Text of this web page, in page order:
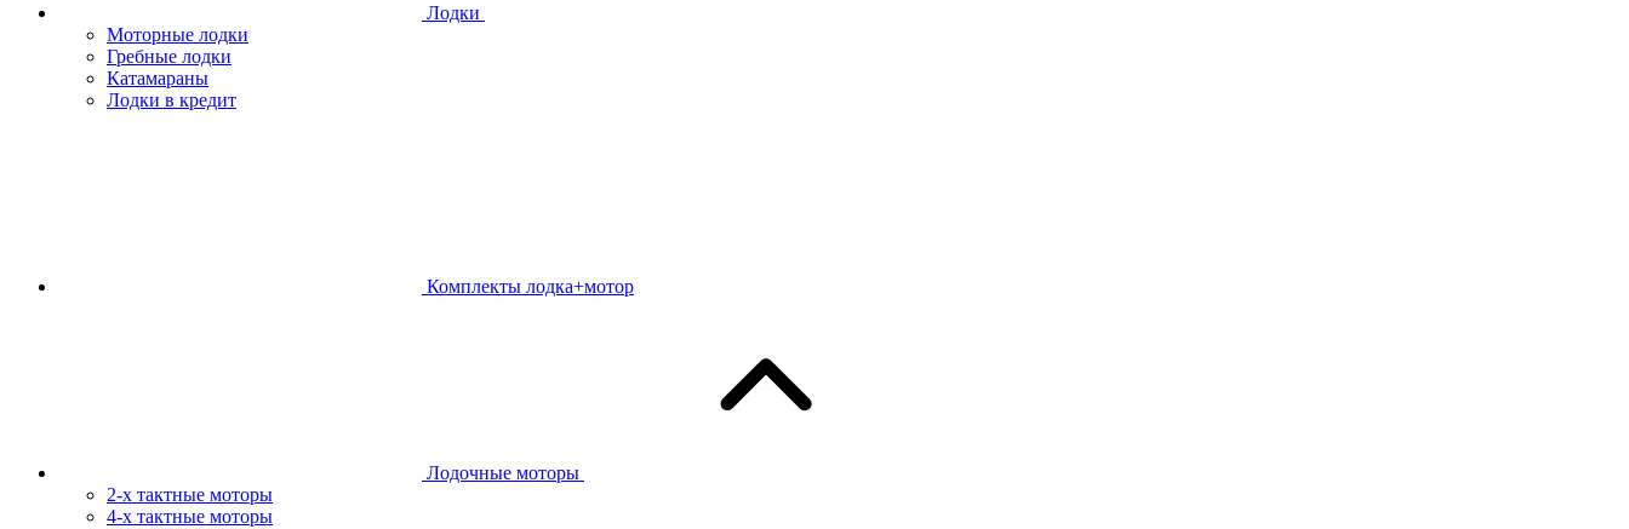
Лодки
Моторные лодки
Гребные лодки
Катамараны
Лодки в кредит
Комплекты лодка+мотор
Лодочные моторы
2-х тактные моторы
4-х тактные моторы